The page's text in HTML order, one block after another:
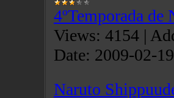
4ºTemporada de
Views: 4154 |
Date: 2009-02-19
Naruto